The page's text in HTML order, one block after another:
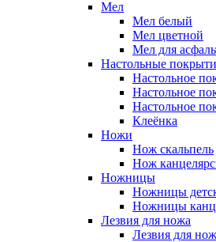
Мел
Мел белый
Мел цветной
Мел для
Настольные
Настольное
Настольное
Настольное
Клеёнка
Ножи
Нож скальпель
Нож
Ножницы
Ножницы
Ножницы
Лезвия для ножа
Лезвия для